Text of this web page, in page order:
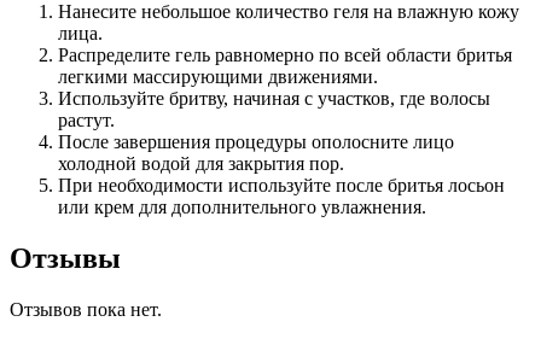
Нанесите небольшое количество геля на влажную кожу
лица.
Распределите гель равномерно по всей области бритья
легкими массирующими движениями.
Используйте бритву, начиная с участков, где волосы
растут.
После завершения процедуры ополосните лицо
холодной водой для закрытия пор.
При необходимости используйте после бритья лосьон
или крем для дополнительного увлажнения.
Отзывы
Отзывов пока нет.